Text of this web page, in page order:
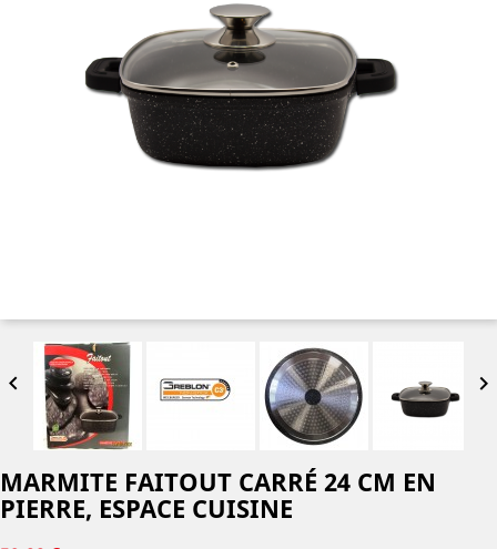
 
MARMITE FAITOUT CARRÉ 24 CM EN
PIERRE, ESPACE CUISINE